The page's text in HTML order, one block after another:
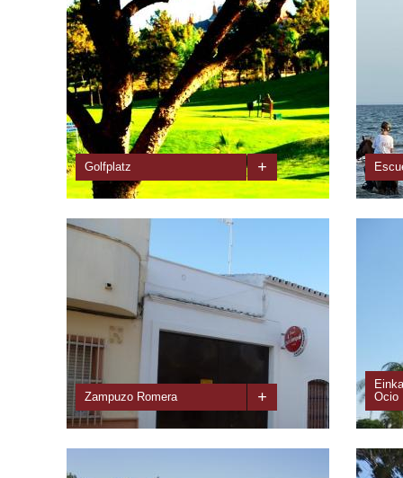
Reiten ist ein äußerst kompletter Sport. Seine
Ausübung ist gesundheitsfördernd - sowohl in
physischer als auch mentaler Hinsicht. Die...
der
Golfplatz +
In Islantilla gelegen, wurde er 1992 eingeweiht und
gilt heute als einer der besten Andalusiens. Er
verfügt über 27 Löcher und drei...
Zampuzo Romera +
Ocio